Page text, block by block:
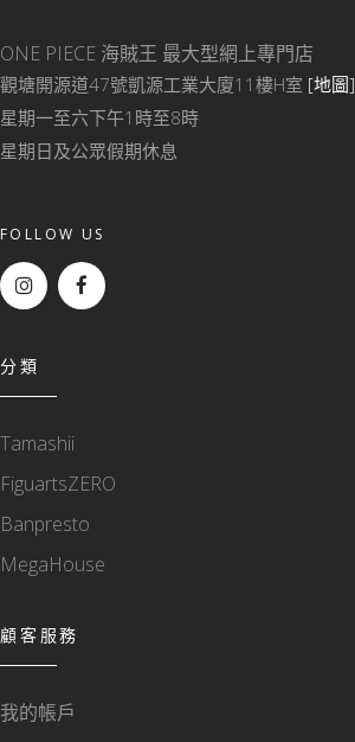
ONE PIECE 海賊王 最大型網上專門店
觀塘開源道47號凱源工業大廈11樓H室 [地圖]
星期一至六下午1時至8時
星期日及公眾假期休息
FOLLOW US
分類
Tamashii
FiguartsZERO
Banpresto
MegaHouse
顧客服務
我的帳戶